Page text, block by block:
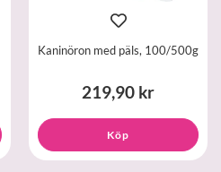
Kaninöron med päls, 100/500g
219,90 kr
Köp